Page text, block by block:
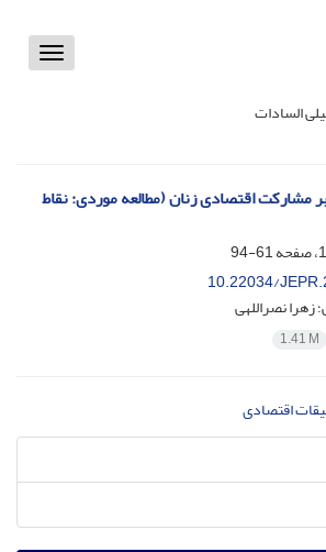
Toggle
السادات
مشارکت اقتصادی زنان (مطالعه موردی: نقاط
61-94
10.22034/
زهرا نصراللهی
1.41 M